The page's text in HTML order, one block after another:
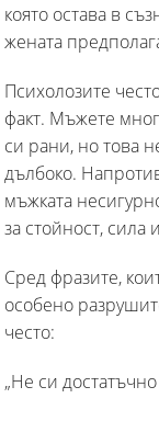
която остава в
жената
Психолозите
факт. Мъжете
си рани, но това
дълбоко.
мъжката
за стойност, сила
Сред фразите,
особено
често:
„Не си